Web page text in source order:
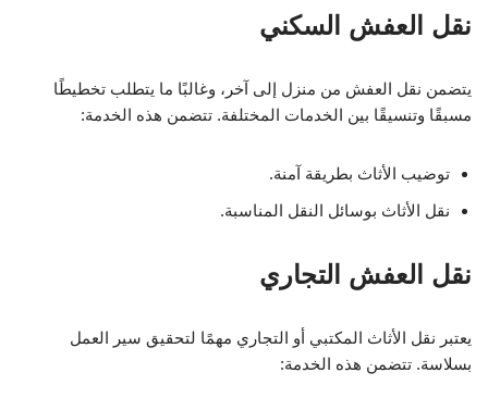
نقل العفش السكني
يتضمن نقل العفش من منزل إلى آخر، وغالبًا ما يتطلب تخطيطًا
مسبقًا وتنسيقًا بين الخدمات المختلفة. تتضمن هذه الخدمة:
توضيب الأثاث بطريقة آمنة.
نقل الأثاث بوسائل النقل المناسبة.
نقل العفش التجاري
يعتبر نقل الأثاث المكتبي أو التجاري مهمًا لتحقيق سير العمل
بسلاسة. تتضمن هذه الخدمة: